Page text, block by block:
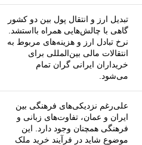
تبدیل ارز و انتقال پول بین دو کشور
گاهی با چالش‌هایی همراه بااستشد.
نرخ تبادل ارز و هزینه‌های مربوط به
انتقالات مالی بین‌المللی برای
خریداران ایرانی گران تمام
می‌شود.
علی‌رغم نزدیکی‌های فرهنگی بین
ایران و عمان، تفاوت‌های زبانی و
فرهنگی همچنان وجود دارد. این
موضوع شاید در فرآیند خرید ملک